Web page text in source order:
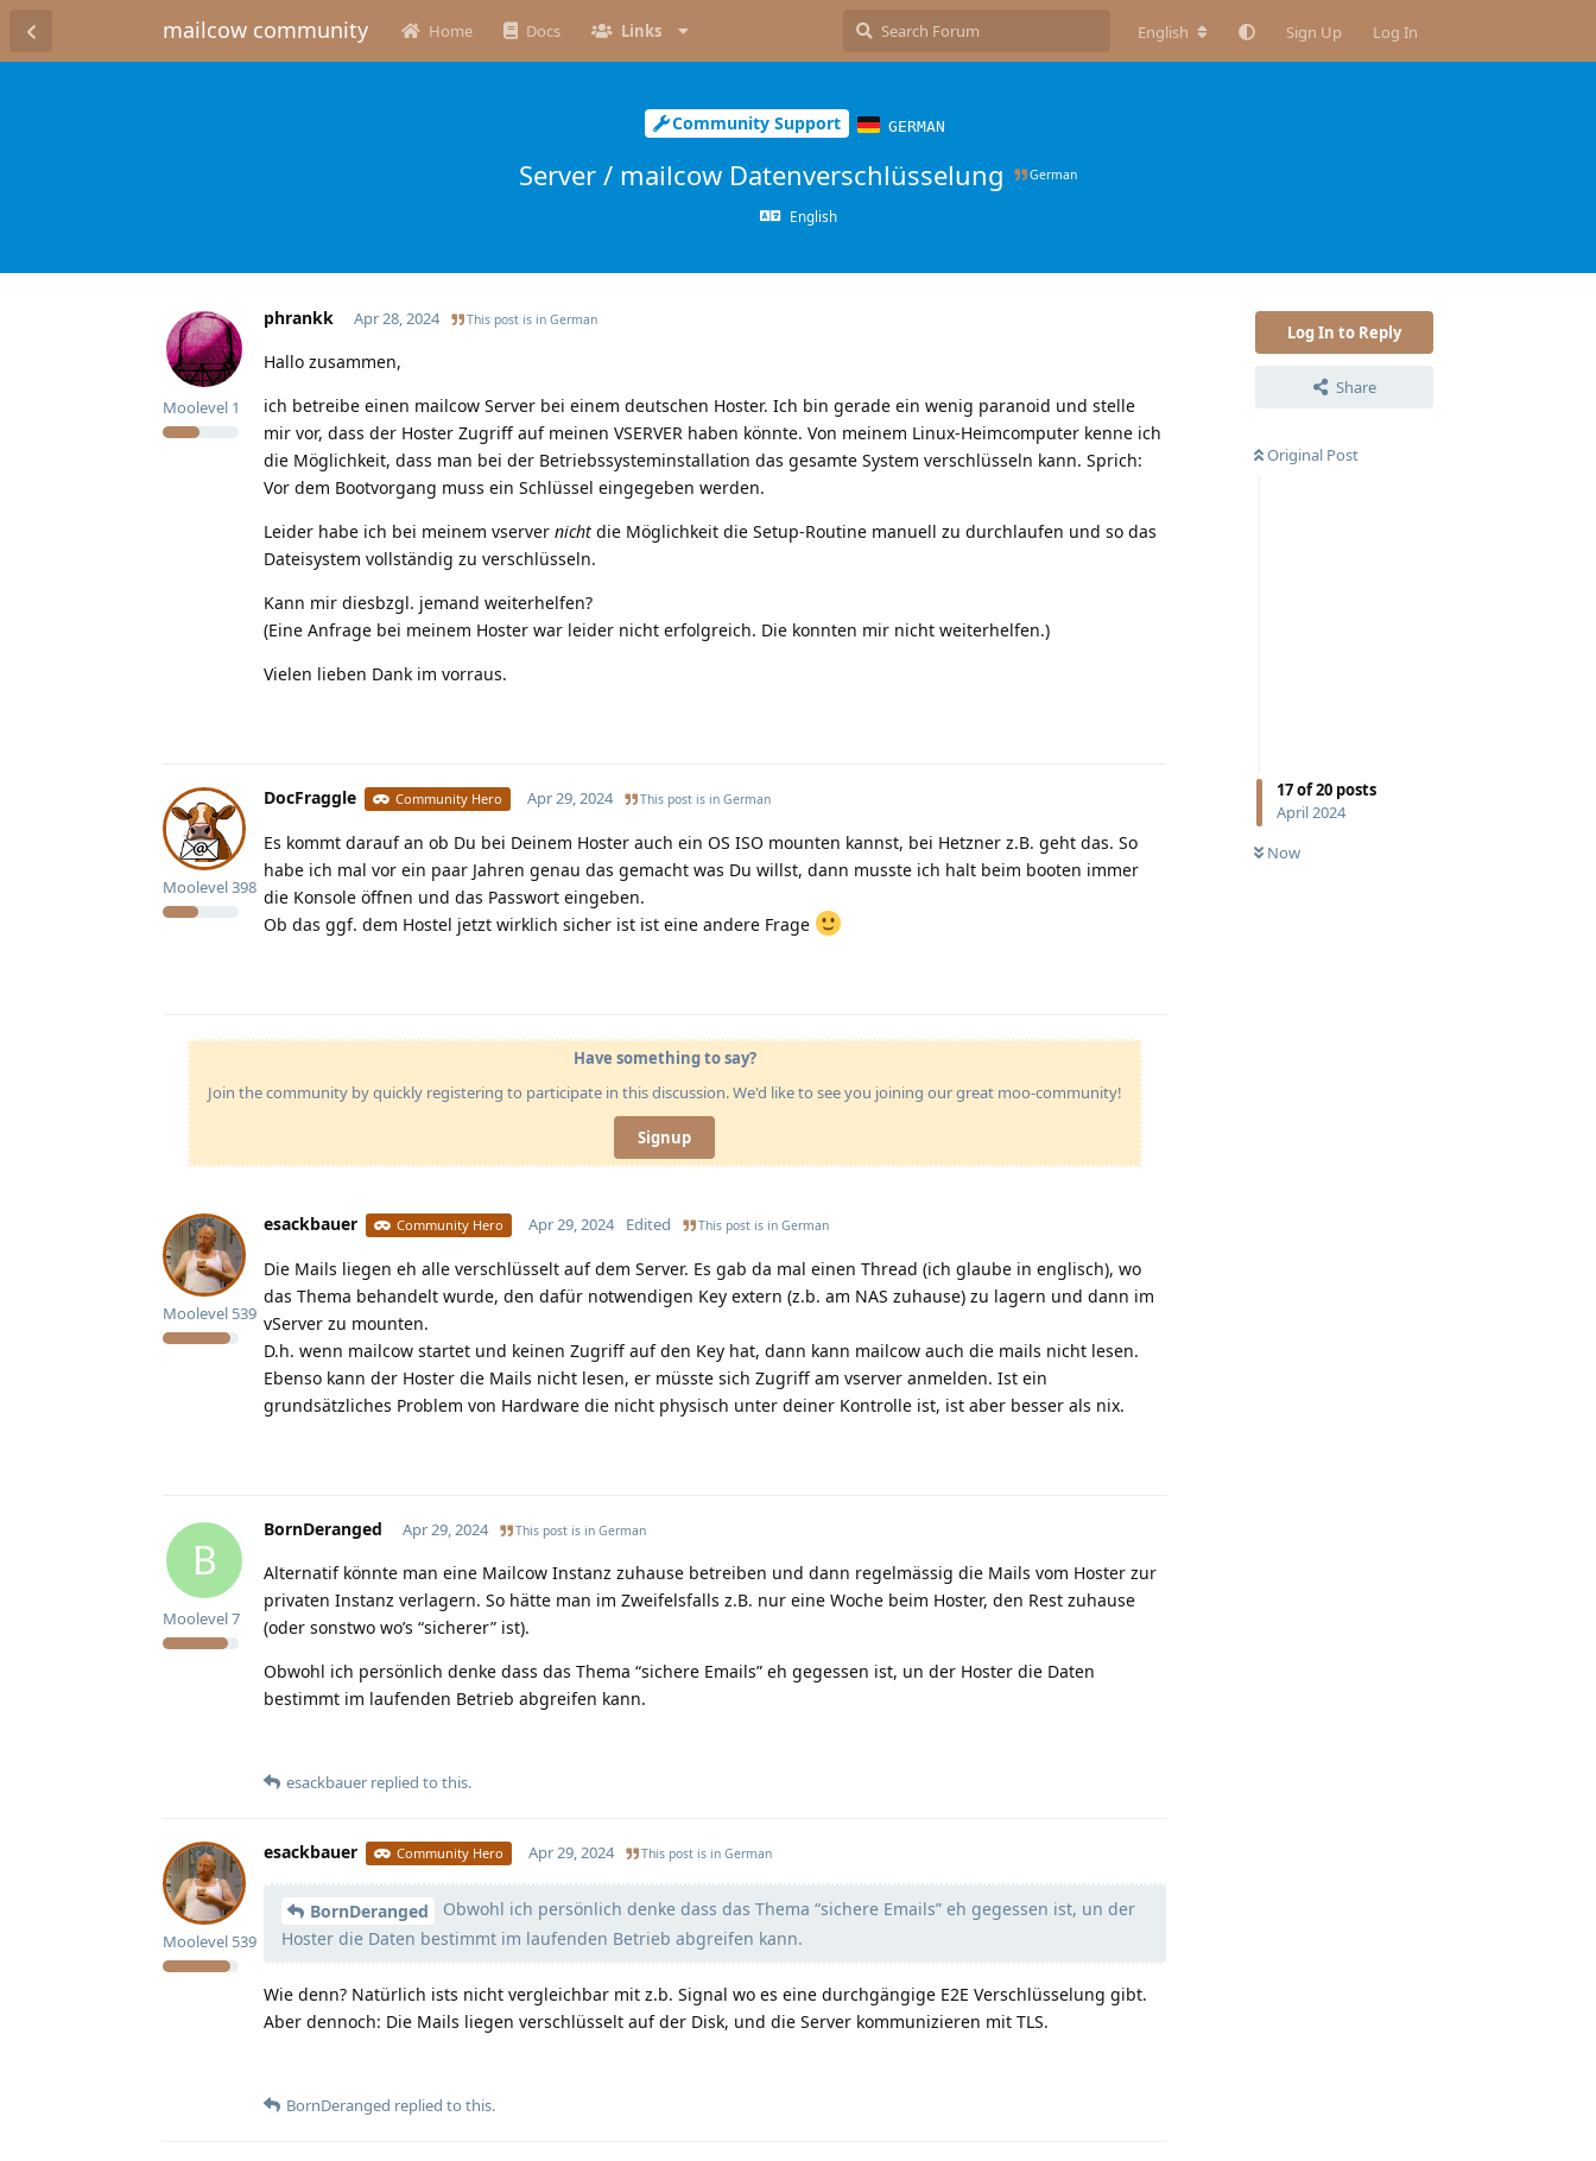
mailcow community Home Docs Links English Sign Up Log In
Community Support GERMAN
Server / mailcow Datenverschlüsselung German
English
Log In to Reply
Share
Original Post
17of20 posts
April 2024
Now
phrankk
Moolevel 1
Apr 28, 2024 This post is in German
Hallo zusammen,
ich betreibe einen mailcow Server bei einem deutschen Hoster. Ich bin gerade ein wenig paranoid und stelle
mir vor, dass der Hoster Zugriff auf meinen VSERVER haben könnte. Von meinem Linux-Heimcomputer kenne ich
die Möglichkeit, dass man bei der Betriebssysteminstallation das gesamte System verschlüsseln kann. Sprich:
Vor dem Bootvorgang muss ein Schlüssel eingegeben werden.
Leider habe ich bei meinem vserver nicht die Möglichkeit die Setup-Routine manuell zu durchlaufen und so das
Dateisystem vollständig zu verschlüsseln.
Kann mir diesbzgl. jemand weiterhelfen?
(Eine Anfrage bei meinem Hoster war leider nicht erfolgreich. Die konnten mir nicht weiterhelfen.)
Vielen lieben Dank im vorraus.
DocFraggle Community Hero
Moolevel398
Apr 29, 2024 This post is in German
Es kommt darauf an ob Du bei Deinem Hoster auch ein OS ISO mounten kannst, bei Hetzner z.B. geht das. So
habe ich mal vor ein paar Jahren genau das gemacht was Du willst, dann musste ich halt beim booten immer
die Konsole öffnen und das Passwort eingeben.
Ob das ggf. dem Hostel jetzt wirklich sicher ist ist eine andere Frage
Have something to say?
Join the community by quickly registering to participate in this discussion. We'd like to see you joining our great moo-community!
Signup
esackbauer Community Hero
Moolevel 539
Apr 29, 2024 Edited This post is in German
Die Mails liegen eh alle verschlüsselt auf dem Server. Es gab da mal einen Thread (ich glaube in englisch), wo
das Thema behandelt wurde, den dafür notwendigen Key extern (z.b. am NAS zuhause) zu lagern und dann im
vServer zu mounten.
D.h. wenn mailcow startet und keinen Zugriff auf den Key hat, dann kann mailcow auch die mails nicht lesen.
Ebenso kann der Hoster die Mails nicht lesen, er müsste sich Zugriff am vserver anmelden. Ist ein
grundsätzliches Problem von Hardware die nicht physisch unter deiner Kontrolle ist, ist aber besser als nix.
B
BornDeranged
Moolevel7
Apr 29, 2024 This post is in German
Alternatif könnte man eine Mailcow Instanz zuhause betreiben und dann regelmässig die Mails vom Hoster zur
privaten Instanz verlagern. So hätte man im Zweifelsfalls z.B. nur eine Woche beim Hoster, den Rest zuhause
(oder sonstwo wo’s “sicherer” ist).
Obwohl ich persönlich denke dass das Thema “sichere Emails” eh gegessen ist, un der Hoster die Daten
bestimmt im laufenden Betrieb abgreifen kann.
esackbauer replied to this.
esackbauer Community Hero
Moolevel 539
Apr 29, 2024 This post is in German
BornDeranged
Obwohl ich persönlich denke dass das Thema “sichere Emails” eh gegessen ist, un der
Hoster die Daten bestimmt im laufenden Betrieb abgreifen kann.
Wie denn? Natürlich ists nicht vergleichbar mit z.b. Signal wo es eine durchgängige E2E Verschlüsselung gibt.
Aber dennoch: Die Mails liegen verschlüsselt auf der Disk, und die Server kommunizieren mit TLS.
BornDeranged replied to this.